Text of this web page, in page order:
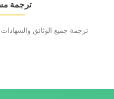
ترجمة
ترجمة جميع الوثائق